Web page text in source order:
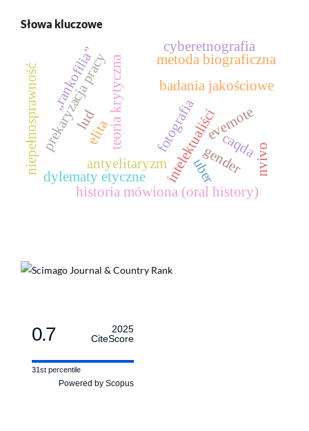
Słowa kluczowe
antyelitaryzm
elita intelektualiści
lud teoria krytyczna
historia mówiona (oral history)
metoda biograficzna
dylematy etyczne uber
prekaryzacja pracy
niepełnosprawność badania jakościowe
fotografia
gender
„rankofilia”
evernote
caqdanvivo
cyberetnografia
0.7
2025
CiteScore
31st percentile
Powered by Scopus